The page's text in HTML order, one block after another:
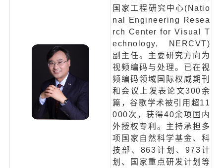
国家工程研究中心(Natio
nal Engineering Resea
rch Center for Visual T
echnology, NERCVT)
副主任。主要研究方向为
视频编码与处理。已在视
频编码领域国际权威期刊
和会议上发表论文300余
篇，谷歌学术被引用超11
000次，获得40余项国内
外授权专利。主持承担多
项国家自然科学基金、科
技部、863计划、973计
划、国家重点研发计划等